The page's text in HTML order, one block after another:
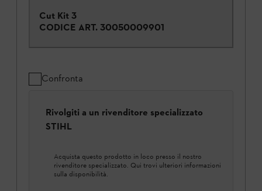
Cut Kit 3
CODICE ART. 30050009901
Confronta
Rivolgiti a un rivenditore specializzato
STIHL
Acquista questo prodotto in loco presso il nostro
rivenditore specializzato. Qui trovi ulteriori informazioni
sulla disponibilità.